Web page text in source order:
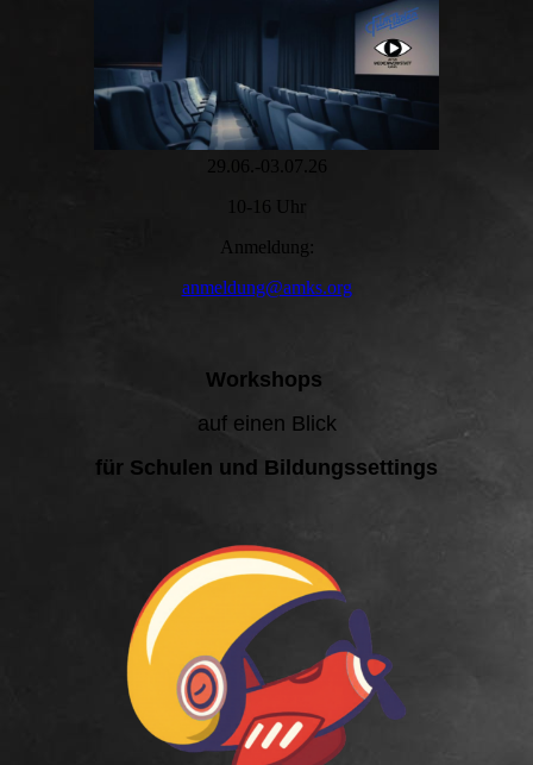
29.06.-03.07.26
10-16 Uhr
Anmeldung:
anmeldung@amks.org
Workshops
auf einen Blick
für Schulen und Bildungssettings